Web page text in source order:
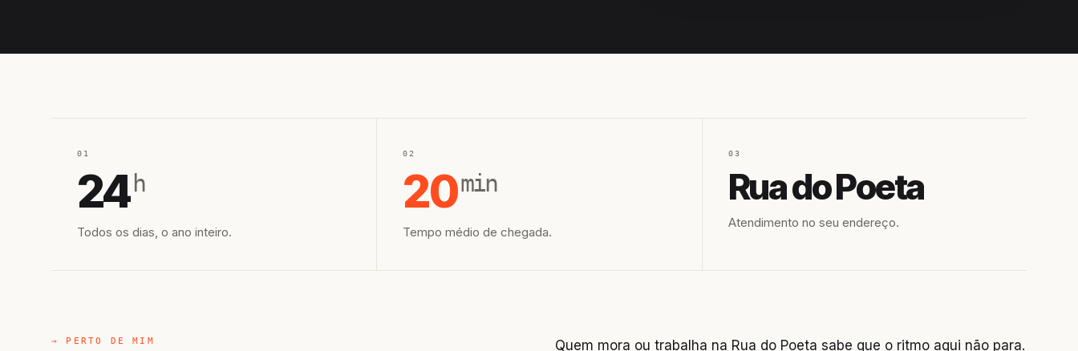
01
24 h
Todos os dias, o ano inteiro.
02
20min
Tempo médio de chegada.
03
Rua do Poeta
Atendimento no seu endereço.
→ PERTO DE MIM
Quem mora ou trabalha na Rua do Poeta sabe que o ritmo aqui não para.